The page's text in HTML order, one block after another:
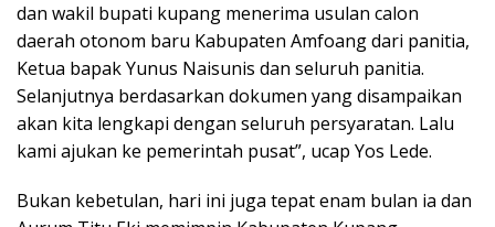
dan wakil bupati kupang menerima usulan calon
daerah otonom baru Kabupaten Amfoang dari panitia,
Ketua bapak Yunus Naisunis dan seluruh panitia.
Selanjutnya berdasarkan dokumen yang disampaikan
akan kita lengkapi dengan seluruh persyaratan. Lalu
kami ajukan ke pemerintah pusat”, ucap Yos Lede.
Bukan kebetulan, hari ini juga tepat enam bulan ia dan